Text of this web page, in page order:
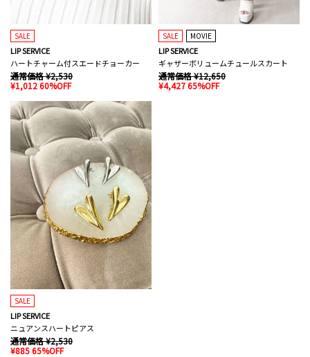
SALE
LIP SERVICE
ハートチャーム付スエードチョーカー
通常価格 ¥2,530
¥1,012 60%OFF
SALE MOVIE
LIP SERVICE
ギャザーボリュームチュールスカート
通常価格 ¥12,650
¥4,427 65%OFF
SALE
LIP SERVICE
ニュアンスハートピアス
通常価格 ¥2,530
¥885 65%OFF